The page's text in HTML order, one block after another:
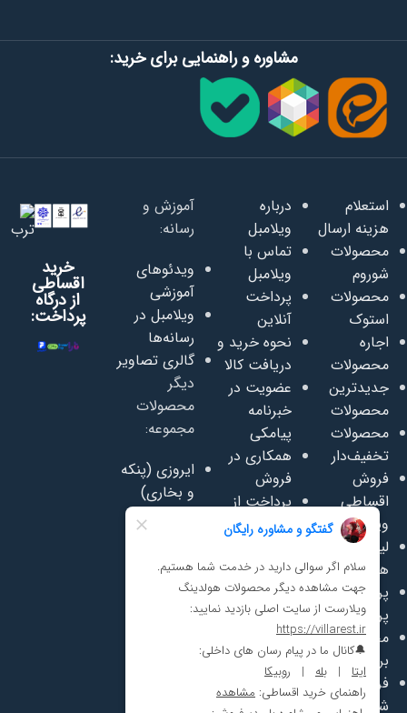
مشاوره و راهنمایی برای خرید:
استعلام
هزینه ارسال
محصولات
شوروم
محصولات
استوک
اجاره
محصولات
جدیدترین
محصولات
محصولات
تخفیف‌دار
فروش
اقساطی
ویلامبل
لیست قیمت
همکاری
پرسش‌های
پرتکرار
محصولات
برند ما
فرصت‌های
شغلی
درباره
ویلامبل
تماس با
ویلامبل
پرداخت
آنلاین
نحوه خرید و
دریافت کالا
عضویت در
خبرنامه
پیامکی
همکاری در
فروش
پرداخت از
اعتبار روبیکا
رضایت
مشتریان
مجله ویلامبل
دانلود
کاتالوگ
آموزش و
رسانه:
ویدئوهای
آموزشی
ویلامبل در
رسانه‌ها
گالری تصاویر
دیگر
محصولات
مجموعه:
ایروزی (پنکه
و بخاری)
وفروش
مبلمان)
سافت پلی
خرید
اقساطی
از درگاه
پرداخت: